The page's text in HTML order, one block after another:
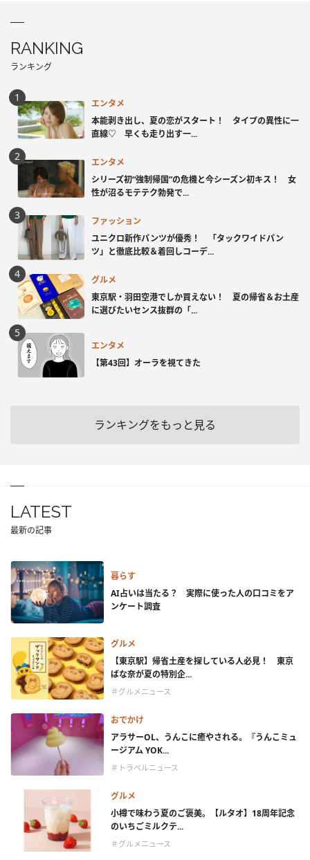
RANKING
ランキング
エンタメ
本能剥き出し、夏の恋がスタート！ タイプの異性に一
直線♡ 早くも走り出す一...
エンタメ
シリーズ初“強制帰国”の危機と今シーズン初キス！ 女
性が沼るモテテク勃発で...
ファッション
ユニクロ新作パンツが優秀！ 「タックワイドパン
ツ」と徹底比較＆着回しコーデ...
グルメ
東京駅・羽田空港でしか買えない！ 夏の帰省＆お土産
に選びたいセンス抜群の「...
エンタメ
【第43回】オーラを視てきた
ランキングをもっと見る
LATEST
最新の記事
暮らす
AI占いは当たる？ 実際に使った人の口コミをア
ンケート調査
グルメ
【東京駅】帰省土産を探している人必見！ 東京
ばな奈が夏の特別企...
＃グルメニュース
おでかけ
アラサーOL、うんこに癒やされる。『うんこミュ
ージアム YOK...
＃トラベルニュース
グルメ
小樽で味わう夏のご褒美。【ルタオ】18周年記念
のいちごミルクテ...
＃グルメニュース